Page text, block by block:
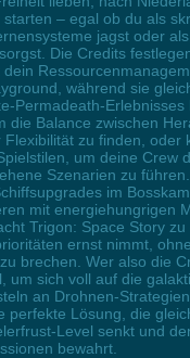
starten – egal ob du als
jagst oder
Die Credits
während sie
Permadeath-Erlebnisses
die Balance zwischen
Flexibilität zu finden, oder
um deine Crew
Szenarien zu
im
mit energiehungrigen
Trigon: Space Story
ernst nimmt,
brechen. Wer also die
um sich voll auf die
an Drohnen-
perfekte Lösung, die
Level senkt und
bewahrt.